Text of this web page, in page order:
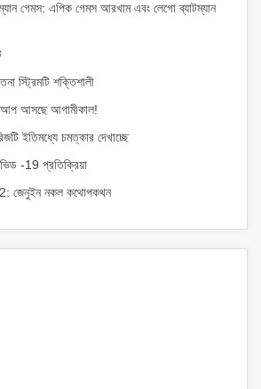
গেমস: এপিক গেমস আরখাম এবং লেগো ব্যাটম্যান
স্ট্রিমটি শক্তিশালী
আসছে আগামীকাল!
ইতিমধ্যে চমত্কার দেখাচ্ছে
-19 প্রতিক্রিয়া
জেনুইন নকল কথোপকথন